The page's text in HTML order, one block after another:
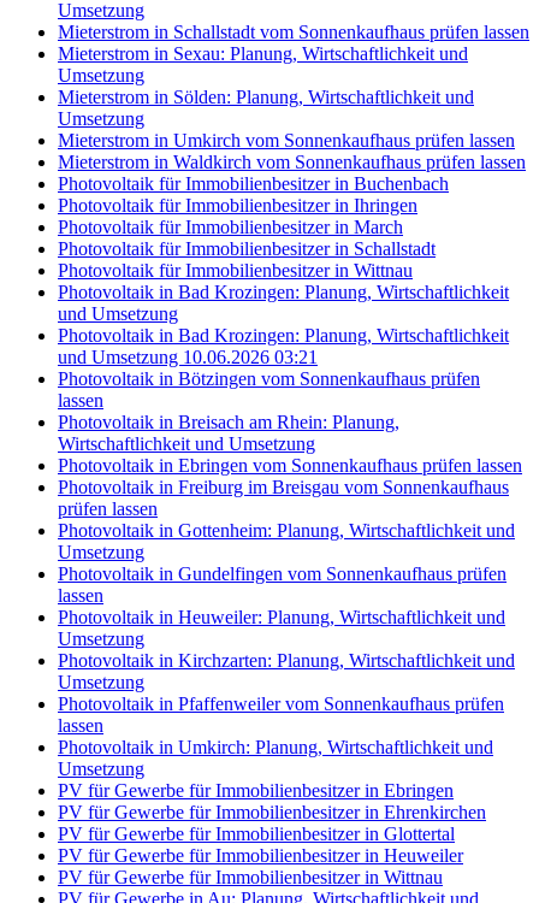
Umsetzung
Mieterstrom in Schallstadt vom Sonnenkaufhaus prüfen lassen
Mieterstrom in Sexau: Planung, Wirtschaftlichkeit und
Umsetzung
Mieterstrom in Sölden: Planung, Wirtschaftlichkeit und
Umsetzung
Mieterstrom in Umkirch vom Sonnenkaufhaus prüfen lassen
Mieterstrom in Waldkirch vom Sonnenkaufhaus prüfen lassen
Photovoltaik für Immobilienbesitzer in Buchenbach
Photovoltaik für Immobilienbesitzer in Ihringen
Photovoltaik für Immobilienbesitzer in March
Photovoltaik für Immobilienbesitzer in Schallstadt
Photovoltaik für Immobilienbesitzer in Wittnau
Photovoltaik in Bad Krozingen: Planung, Wirtschaftlichkeit
und Umsetzung
Photovoltaik in Bad Krozingen: Planung, Wirtschaftlichkeit
und Umsetzung 10.06.2026 03:21
Photovoltaik in Bötzingen vom Sonnenkaufhaus prüfen
lassen
Photovoltaik in Breisach am Rhein: Planung,
Wirtschaftlichkeit und Umsetzung
Photovoltaik in Ebringen vom Sonnenkaufhaus prüfen lassen
Photovoltaik in Freiburg im Breisgau vom Sonnenkaufhaus
prüfen lassen
Photovoltaik in Gottenheim: Planung, Wirtschaftlichkeit und
Umsetzung
Photovoltaik in Gundelfingen vom Sonnenkaufhaus prüfen
lassen
Photovoltaik in Heuweiler: Planung, Wirtschaftlichkeit und
Umsetzung
Photovoltaik in Kirchzarten: Planung, Wirtschaftlichkeit und
Umsetzung
Photovoltaik in Pfaffenweiler vom Sonnenkaufhaus prüfen
lassen
Photovoltaik in Umkirch: Planung, Wirtschaftlichkeit und
Umsetzung
PV für Gewerbe für Immobilienbesitzer in Ebringen
PV für Gewerbe für Immobilienbesitzer in Ehrenkirchen
PV für Gewerbe für Immobilienbesitzer in Glottertal
PV für Gewerbe für Immobilienbesitzer in Heuweiler
PV für Gewerbe für Immobilienbesitzer in Wittnau
PV für Gewerbe in Au: Planung, Wirtschaftlichkeit und